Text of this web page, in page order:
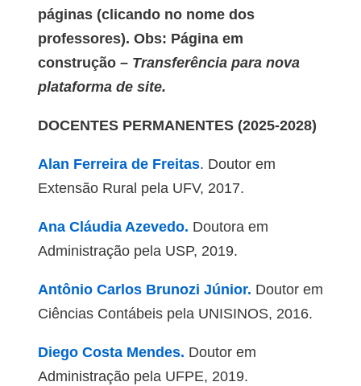
páginas (clicando no nome dos
professores). Obs: Página em
construção – Transferência para nova
plataforma de site.
DOCENTES PERMANENTES (2025-2028)
Alan Ferreira de Freitas. Doutor em
Extensão Rural pela UFV, 2017.
Ana Cláudia Azevedo. Doutora em
Administração pela USP, 2019.
Antônio Carlos Brunozi Júnior. Doutor em
Ciências Contábeis pela UNISINOS, 2016.
Diego Costa Mendes. Doutor em
Administração pela UFPE, 2019.